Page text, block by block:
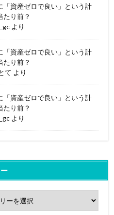
「資産ゼロで良い」という計
たり前？
より
「資産ゼロで良い」という計
たり前？
て より
「資産ゼロで良い」という計
たり前？
より